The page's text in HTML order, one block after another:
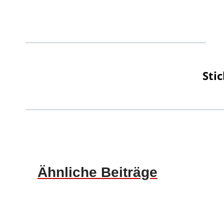
Ähnliche Beiträge